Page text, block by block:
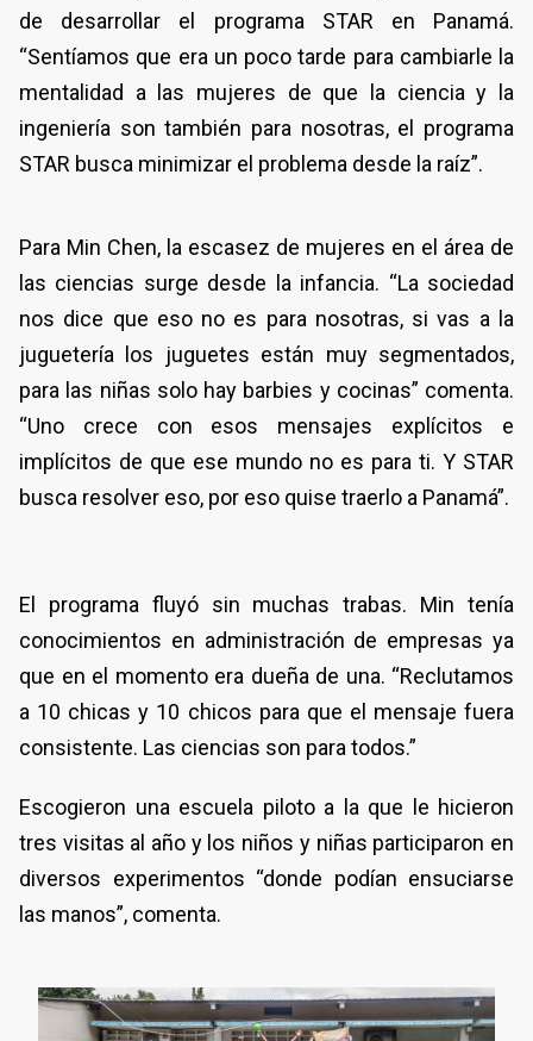
de desarrollar el programa STAR en Panamá.
“Sentíamos que era un poco tarde para cambiarle la
mentalidad a las mujeres de que la ciencia y la
ingeniería son también para nosotras, el programa
STAR busca minimizar el problema desde la raíz”.
Para Min Chen, la escasez de mujeres en el área de
las ciencias surge desde la infancia. “La sociedad
nos dice que eso no es para nosotras, si vas a la
juguetería los juguetes están muy segmentados,
para las niñas solo hay barbies y cocinas” comenta.
“Uno crece con esos mensajes explícitos e
implícitos de que ese mundo no es para ti. Y STAR
busca resolver eso, por eso quise traerlo a Panamá”.
El programa fluyó sin muchas trabas. Min tenía
conocimientos en administración de empresas ya
que en el momento era dueña de una. “Reclutamos
a 10 chicas y 10 chicos para que el mensaje fuera
consistente. Las ciencias son para todos.”
Escogieron una escuela piloto a la que le hicieron
tres visitas al año y los niños y niñas participaron en
diversos experimentos “donde podían ensuciarse
las manos”, comenta.